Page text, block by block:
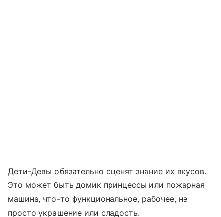
Дети-Девы обязательно оценят знание их вкусов.
Это может быть домик принцессы или пожарная
машина, что-то функциональное, рабочее, не
просто украшение или сладость.